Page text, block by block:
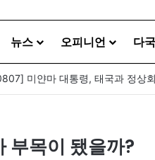
뉴스 오피니언 다
부목이 됐을까?